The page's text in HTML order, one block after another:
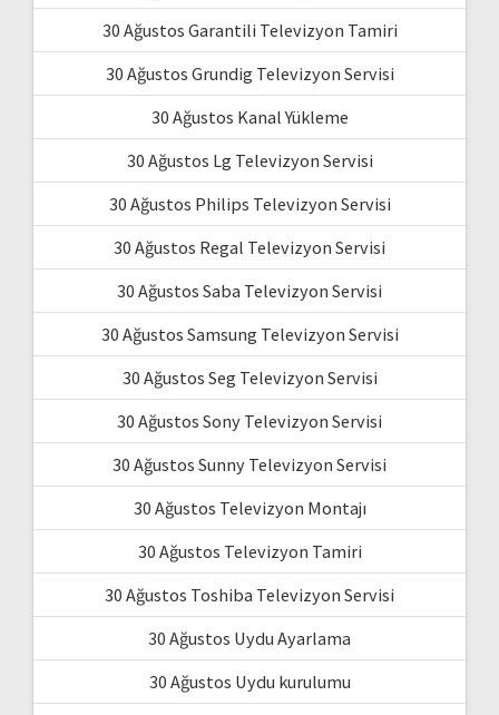
30 Ağustos Garantili Televizyon Tamiri
30 Ağustos Grundig Televizyon Servisi
30 Ağustos Kanal Yükleme
30 Ağustos Lg Televizyon Servisi
30 Ağustos Philips Televizyon Servisi
30 Ağustos Regal Televizyon Servisi
30 Ağustos Saba Televizyon Servisi
30 Ağustos Samsung Televizyon Servisi
30 Ağustos Seg Televizyon Servisi
30 Ağustos Sony Televizyon Servisi
30 Ağustos Sunny Televizyon Servisi
30 Ağustos Televizyon Montajı
30 Ağustos Televizyon Tamiri
30 Ağustos Toshiba Televizyon Servisi
30 Ağustos Uydu Ayarlama
30 Ağustos Uydu kurulumu